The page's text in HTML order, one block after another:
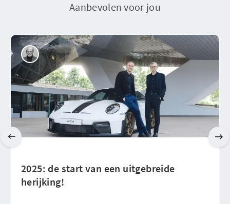
Aanbevolen voor jou
2025: de start van een uitgebreide
herijking!